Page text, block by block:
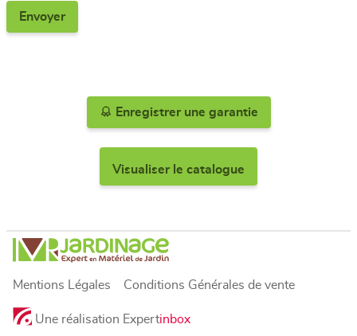
Enregistrer une garantie
Visualiser le catalogue
Mentions Légales Conditions Générales de vente
Une réalisation Expertinbox